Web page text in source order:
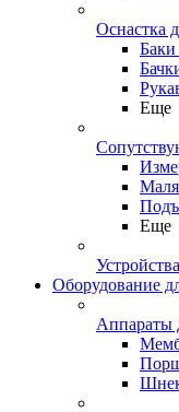
Оснастка
Баки
Еще
Еще
Оборудование
Аппараты